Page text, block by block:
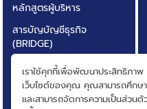
หลักสูตรผู้บริหาร
สารบัญบัญชีธุรกิจ
(BRIDGE)
ประกาศการจัดซื้อจัดจ้าง
บทความ
เราใช้คุกกี้เพื่อพัฒนาประสิทธิภาพ
เว็บไซต์ของคุณ คุณสามารถศึกษา
และสามารถจัดการความเป็นส่วน